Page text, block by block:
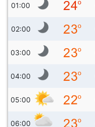
01:00
02:00
03:00
04:00
05:00
06:00